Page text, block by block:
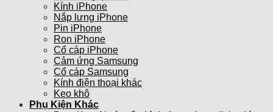
Kính iPhone
Nắp lưng iPhone
Pin iPhone
Ron iPhone
Cổ cáp iPhone
Cảm ứng Samsung
Cổ cáp Samsung
Kính điện thoại khác
Keo khô
Phụ Kiện Khác